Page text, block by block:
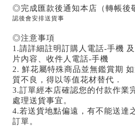
◎完成匯款後通知本店（轉帳後
認後會安排送貨事
◎注意事項
1.請詳細註明訂購人電話-手機
片內容、收件人電話-手機
2. 鮮花屬特殊商品並無鑑賞期
質不良，得以等值花材替代．
3.訂單經本店確認您的付款作業
處理送貨事宜。
4.若送貨地點偏遠，有不能送達
訂單。